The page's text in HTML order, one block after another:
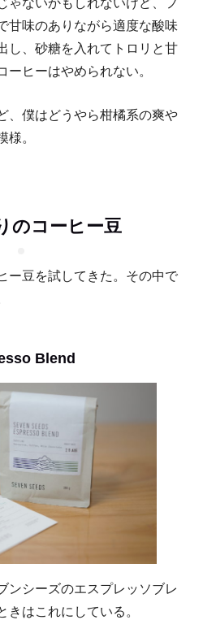
ゃないかもしれないけど、フ
甘味のありながら適度な酸味
し、砂糖を入れてトロリと甘
ーヒーはやめられない。
、僕はどうやら柑橘系の爽や
様。
のコーヒー豆
ー豆を試してきた。その中で
Blend
ンシーズのエスプレッソブレ
きはこれにしている。